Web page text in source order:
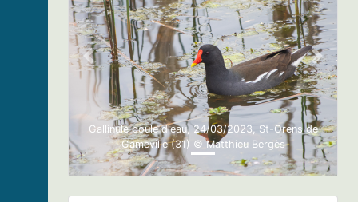
Gallinule poule d'eau, 24/03/2023, St-Orens de
Gameville (31) © Matthieu Bergès
Previous Next